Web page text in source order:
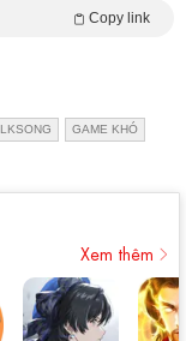
Copy link
GAME KHÓ
Xem thêm